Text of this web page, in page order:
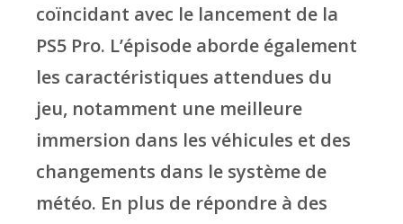
coïncidant avec le lancement de la
PS5 Pro. L’épisode aborde également
les caractéristiques attendues du
jeu, notamment une meilleure
immersion dans les véhicules et des
changements dans le système de
météo. En plus de répondre à des